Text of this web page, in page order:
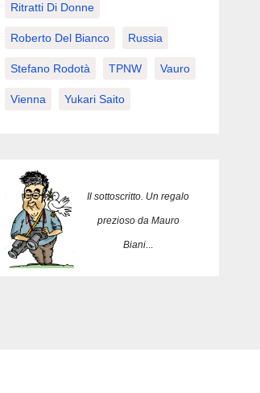
Ritratti Di Donne
Roberto Del Bianco Russia
Stefano Rodotà TPNW Vauro
Vienna Yukari Saito
Il sottoscritto. Un regalo
prezioso da Mauro
Biani